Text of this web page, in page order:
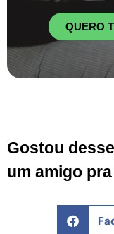
QUERO
Gostou
um amigo